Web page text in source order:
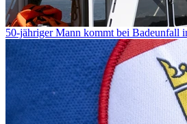
50-jähriger Mann kommt bei Badeunfall